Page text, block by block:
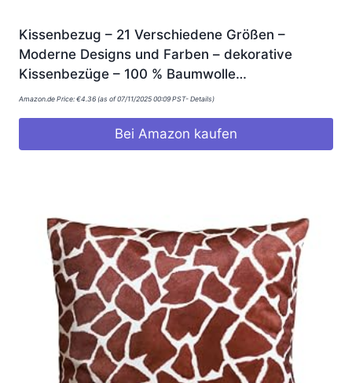
Kissenbezug – 21 Verschiedene Größen –
Moderne Designs und Farben – dekorative
Kissenbezüge – 100 % Baumwolle…
Amazon.de Price: €4.36 (as of 07/11/2025 00:09 PST- Details)
Bei Amazon kaufen